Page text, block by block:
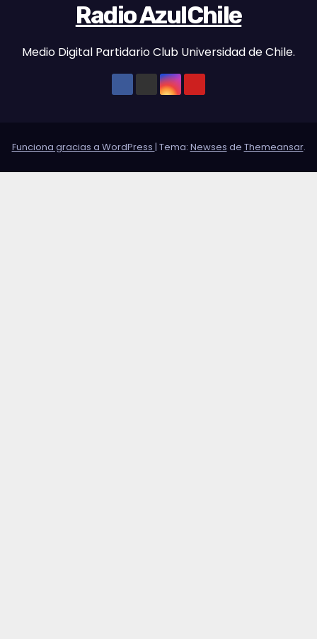
Radio AzulChile
Medio Digital Partidario Club Universidad de Chile.
Funciona gracias a WordPress | Tema: Newses de Themeansar.